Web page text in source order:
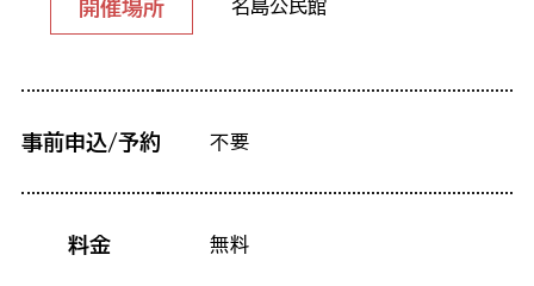
開催場所 名島公民館
事前申込/予約 不要
料金 無料